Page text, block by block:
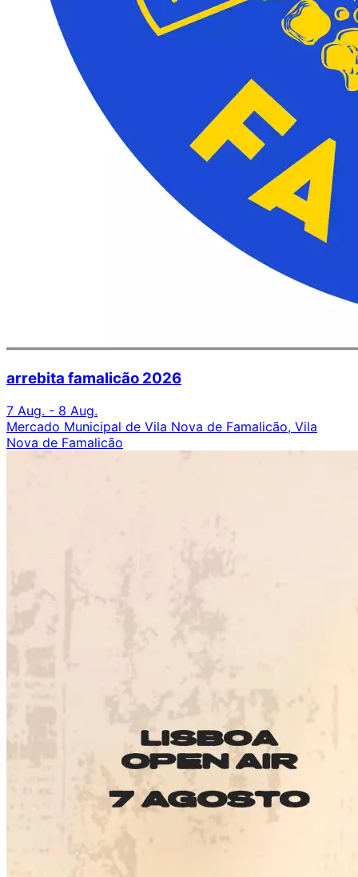
arrebita famalicão 2026
7 Aug. - 8 Aug.
Mercado Municipal de Vila Nova de Famalicão, Vila
Nova de Famalicão